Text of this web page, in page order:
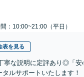
：10:00~21:00（平日）
表を見る
寧な説明に定評あり◎「
ルサポートいたします！